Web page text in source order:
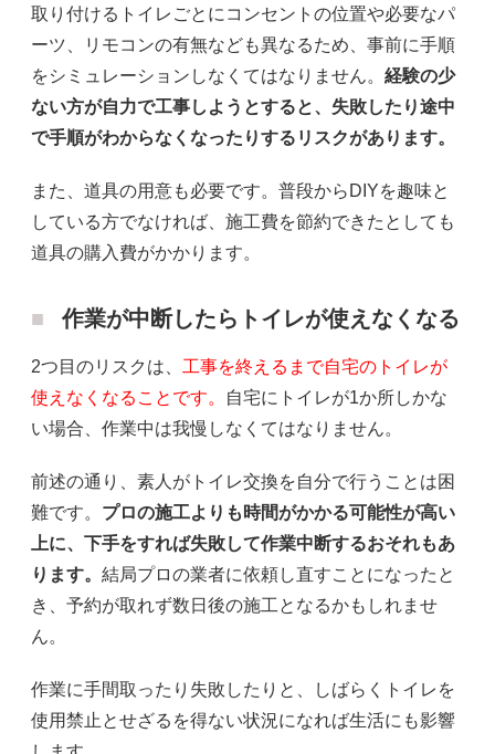
取り付けるトイレごとにコンセントの位置や必要なパ
ーツ、リモコンの有無なども異なるため、事前に手順
をシミュレーションしなくてはなりません。 経験の少
ない方が自力で工事しようとすると、失敗したり途中
で手順がわからなくなったりするリスクがあります。
また、道具の用意も必要です。普段からDIYを趣味と
している方でなければ、施工費を節約できたとしても
道具の購入費がかかります。
作業が中断したらトイレが使えなくなる
2つ目のリスクは、 工事を終えるまで自宅のトイレが
使えなくなることです。
自宅にトイレが1か所しかな
い場合、作業中は我慢しなくてはなりません。
前述の通り、素人がトイレ交換を自分で行うことは困
難です。 プロの施工よりも時間がかかる可能性が高い
上に、下手をすれば失敗して作業中断するおそれもあ
ります。 結局プロの業者に依頼し直すことになったと
き、予約が取れず数日後の施工となるかもしれませ
ん。
作業に手間取ったり失敗したりと、しばらくトイレを
使用禁止とせざるを得ない状況になれば生活にも影響